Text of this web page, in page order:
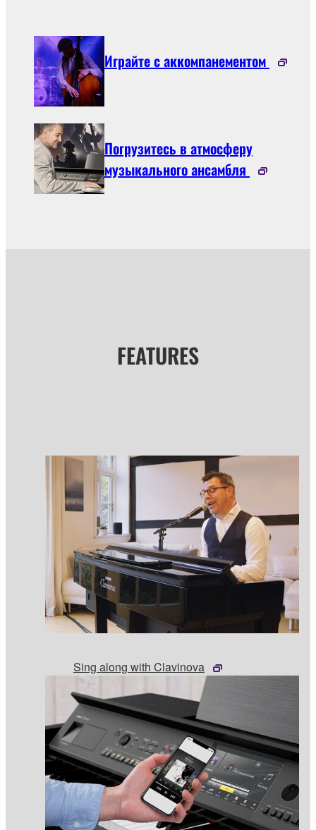
Играйте с аккомпанементом
Погрузитесь в атмосферу
музыкального ансамбля
FEATURES
Sing along with Clavinova